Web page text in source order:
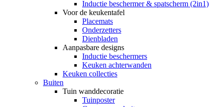
Inductie beschermer & spatscherm (2in1)
Voor de keukentafel
Placemats
Onderzetters
Dienbladen
Aanpasbare designs
Inductie beschermers
Keuken achterwanden
Keuken collecties
Buiten
Tuin wanddecoratie
Tuinposter